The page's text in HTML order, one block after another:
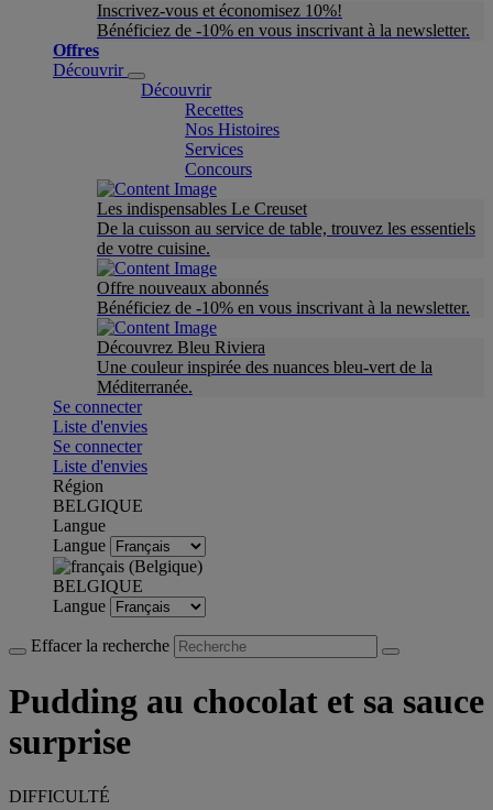
Inscrivez-vous et économisez 10%!
Bénéficiez de -10% en vous inscrivant à la newsletter.
Offres
Découvrir
Découvrir
Recettes
Nos Histoires
Services
Concours
Les indispensables Le Creuset
De la cuisson au service de table, trouvez les essentiels
de votre cuisine.
Offre nouveaux abonnés
Bénéficiez de -10% en vous inscrivant à la newsletter.
Découvrez Bleu Riviera
Une couleur inspirée des nuances bleu-vert de la
Méditerranée.
Se connecter
Liste d'envies
Se connecter
Liste d'envies
Région
BELGIQUE
Langue
Langue
BELGIQUE
Langue
Effacer la recherche
Pudding au chocolat et sa sauce
surprise
DIFFICULTÉ